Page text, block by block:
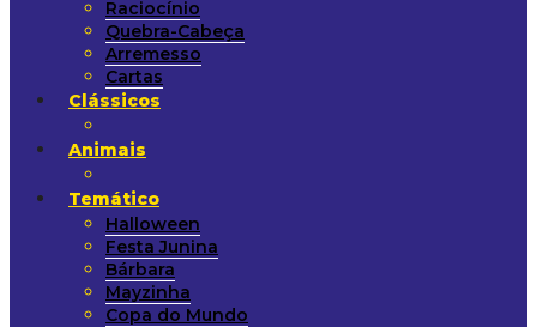
Raciocínio
Quebra-Cabeça
Arremesso
Cartas
Clássicos
Animais
Temático
Halloween
Festa Junina
Bárbara
Mayzinha
Copa do Mundo